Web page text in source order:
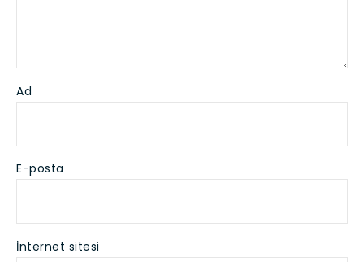
Ad
E-posta
İnternet sitesi